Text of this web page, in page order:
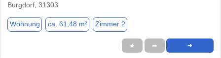
Burgdorf, 31303
Wohnung ca. 61,48 m² Zimmer 2
★ ➦ ➜